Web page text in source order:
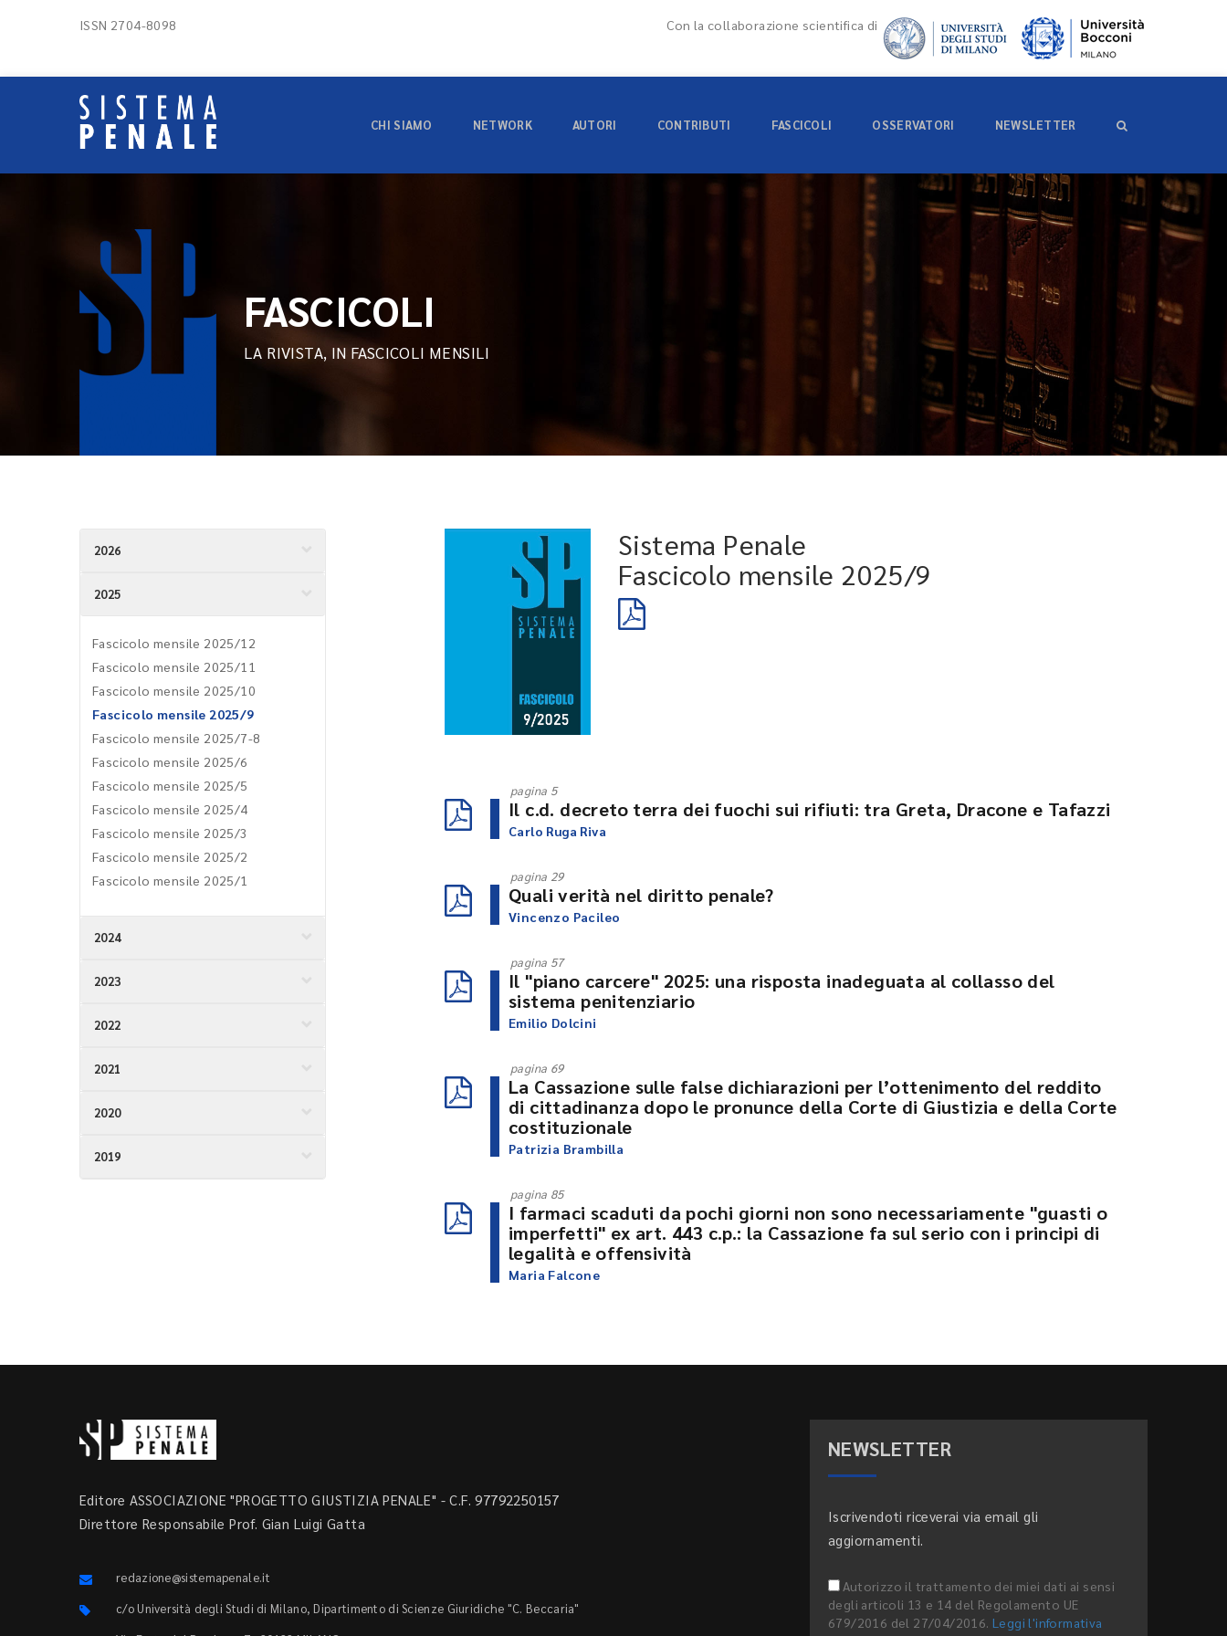
ISSN 2704-8098 Con la collaborazione scientifica di
CHI SIAMO NETWORK AUTORI CONTRIBUTI FASCICOLI OSSERVATORI NEWSLETTER
FASCICOLI
LA RIVISTA, IN FASCICOLI MENSILI
2026
2025
Fascicolo mensile 2025/12
Fascicolo mensile 2025/11
Fascicolo mensile 2025/10
Fascicolo mensile 2025/9
Fascicolo mensile 2025/7-8
Fascicolo mensile 2025/6
Fascicolo mensile 2025/5
Fascicolo mensile 2025/4
Fascicolo mensile 2025/3
Fascicolo mensile 2025/2
Fascicolo mensile 2025/1
2024
2023
2022
2021
2020
2019
Sistema Penale
Fascicolo mensile 2025/9
pagina 5
Il c.d. decreto terra dei fuochi sui rifiuti: tra Greta, Dracone e Tafazzi
Carlo Ruga Riva
pagina 29
Quali verità nel diritto penale?
Vincenzo Pacileo
pagina 57
Il "piano carcere" 2025: una risposta inadeguata al collasso del
sistema penitenziario
Emilio Dolcini
pagina 69
La Cassazione sulle false dichiarazioni per l’ottenimento del reddito
di cittadinanza dopo le pronunce della Corte di Giustizia e della Corte
costituzionale
Patrizia Brambilla
pagina 85
I farmaci scaduti da pochi giorni non sono necessariamente "guasti o
imperfetti" ex art. 443 c.p.: la Cassazione fa sul serio con i principi di
legalità e offensività
Maria Falcone
Editore ASSOCIAZIONE "PROGETTO GIUSTIZIA PENALE" - C.F. 97792250157
Direttore Responsabile Prof. Gian Luigi Gatta
redazione@sistemapenale.it
c/o Università degli Studi di Milano, Dipartimento di Scienze Giuridiche "C. Beccaria"
NEWSLETTER
Iscrivendoti riceverai via email gli
aggiornamenti.
Autorizzo il trattamento dei miei dati ai sensi
degli articoli 13 e 14 del Regolamento UE
679/2016 del 27/04/2016. Leggi l'informativa